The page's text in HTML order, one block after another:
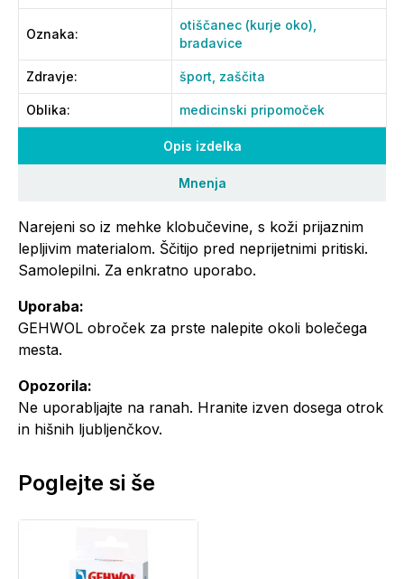
Opis izdelka
Mnenja
Narejeni so iz mehke klobučevine, s koži prijaznim
lepljivim materialom. Ščitijo pred neprijetnimi pritiski.
Samolepilni. Za enkratno uporabo.
Uporaba:
GEHWOL obroček za prste nalepite okoli bolečega
mesta.
Opozorila:
Ne uporabljajte na ranah. Hranite izven dosega otrok
in hišnih ljubljenčkov.
Poglejte si še
Oznaka:
otiščanec (kurje oko),
bradavice
Zdravje: šport, zaščita
Oblika: medicinski pripomoček